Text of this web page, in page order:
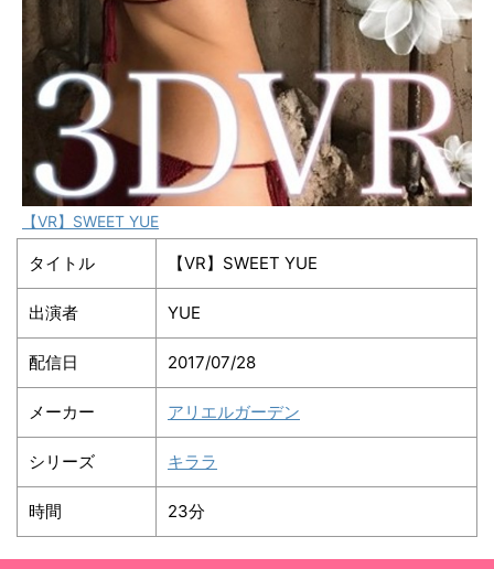
【VR】SWEET YUE
タイトル 【VR】SWEET YUE
出演者 YUE
配信日 2017/07/28
メーカー アリエルガーデン
シリーズ キララ
時間 23分